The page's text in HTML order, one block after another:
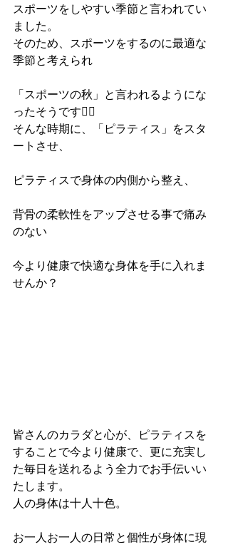
スポーツをしやすい季節と言われてい
ました。
そのため、スポーツをするのに最適な
季節と考えられ
「スポーツの秋」と言われるようにな
ったそうです🏃‍♂️
そんな時期に、「ピラティス」をスタ
ートさせ、
ピラティスで身体の内側から整え、
背骨の柔軟性をアップさせる事で痛み
のない
今より健康で快適な身体を手に入れま
せんか？
皆さんのカラダと心が、ピラティスを
することで今より健康で、更に充実し
た毎日を送れるよう全力でお手伝いい
たします。
人の身体は十人十色。
お一人お一人の日常と個性が身体に現